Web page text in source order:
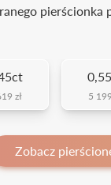
pierścionka
zł 5
Zobacz